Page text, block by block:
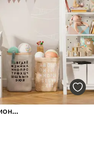
Беж планине са хеликоптером, авионом и животињама